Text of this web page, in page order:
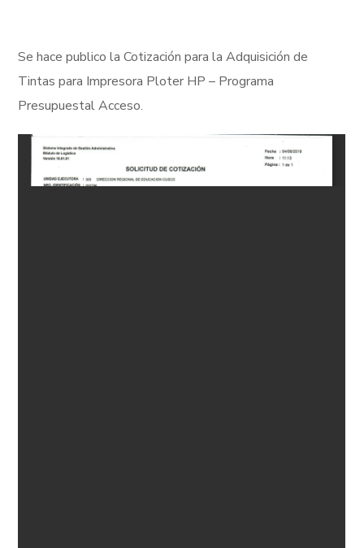
Se hace publico la Cotización para la Adquisición de
Tintas para Impresora Ploter HP – Programa
Presupuestal Acceso.